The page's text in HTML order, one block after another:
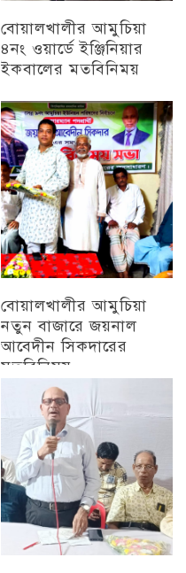
বোয়ালখালীর আমুচিয়া
৪নং ওয়ার্ডে ইঞ্জিনিয়ার
ইকবালের মতবিনিময়
বোয়ালখালীর আমুচিয়া
নতুন বাজারে জয়নাল
আবেদীন সিকদারের
মতবিনিময়
চট্টগ্রাম